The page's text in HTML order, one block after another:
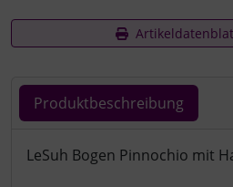
Produktbeschreibung
LeSuh Bogen Pinnochio mit